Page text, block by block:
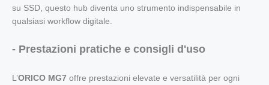
su SSD, questo hub diventa uno strumento indispensabile in
qualsiasi workflow digitale.
- Prestazioni pratiche e consigli d'uso
L’ORICO MG7 offre prestazioni elevate e versatilità per ogni